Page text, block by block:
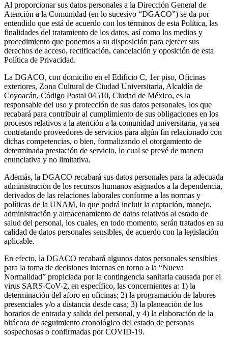
Al proporcionar sus datos personales a la Dirección General de
Atención a la Comunidad (en lo sucesivo “DGACO”) se da por
entendido que está de acuerdo con los términos de esta Política, las
finalidades del tratamiento de los datos, así como los medios y
procedimiento que ponemos a su disposición para ejercer sus
derechos de acceso, rectificación, cancelación y oposición de esta
Política de Privacidad.
La DGACO, con domicilio en el Edificio C, 1er piso, Oficinas
exteriores, Zona Cultural de Ciudad Universitaria, Alcaldía de
Coyoacán, Código Postal 04510, Ciudad de México, es la
responsable del uso y protección de sus datos personales, los que
recabará para contribuir al cumplimiento de sus obligaciones en los
procesos relativos a la atención a la comunidad universitaria, ya sea
contratando proveedores de servicios para algún fin relacionado con
dichas competencias, o bien, formalizando el otorgamiento de
determinada prestación de servicio, lo cual se prevé de manera
enunciativa y no limitativa.
Además, la DGACO recabará sus datos personales para la adecuada
administración de los recursos humanos asignados a la dependencia,
derivados de las relaciones laborales conforme a las normas y
políticas de la UNAM, lo que podrá incluir la captación, manejo,
administración y almacenamiento de datos relativos al estado de
salud del personal, los cuales, en todo momento, serán tratados en su
calidad de datos personales sensibles, de acuerdo con la legislación
aplicable.
En efecto, la DGACO recabará algunos datos personales sensibles
para la toma de decisiones internas en torno a la “Nueva
Normalidad” propiciada por la contingencia sanitaria causada por el
virus SARS-CoV-2, en específico, las concernientes a: 1) la
determinación del aforo en oficinas; 2) la programación de labores
presenciales y/o a distancia desde casa; 3) la planeación de los
horarios de entrada y salida del personal, y 4) la elaboración de la
bitácora de seguimiento cronológico del estado de personas
sospechosas o confirmadas por COVID-19.